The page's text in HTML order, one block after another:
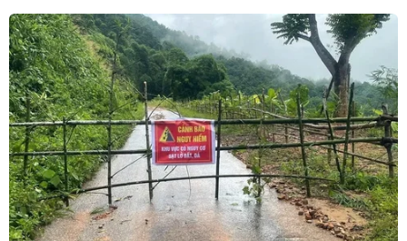
TIN CÙNG CHUYÊN MỤC
Indonesia không áp thuế chống bán
phá giá với nhựa từ Việt Nam
07/08/2026 14:45
Chủ tịch Quốc hội kiêm Chủ tịch Hạ
viện Thái Lan kết thúc chuyến thăm
Việt Nam